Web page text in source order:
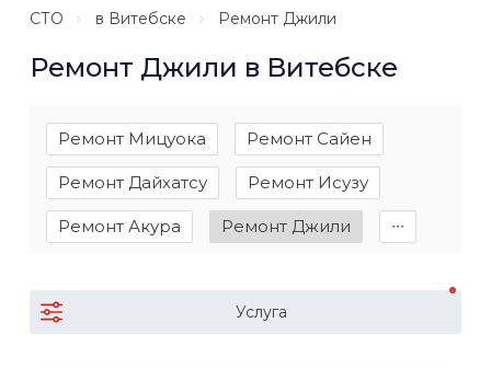
СТО в Витебске Ремонт Джили
Ремонт Джили в Витебске
Ремонт Мицуока Ремонт Сайен
Ремонт Дайхатсу Ремонт Исузу
Ремонт Акура Ремонт Джили ∙∙∙
Услуга